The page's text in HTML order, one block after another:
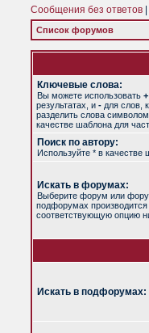
Сообщения без ответов
Список форумов
Ключевые слова:
Вы можете использовать +
результатах, и - для слов,
разделить слова символом
качестве шаблона для
Поиск по автору:
Используйте * в качестве
Искать в форумах:
Выберите форум или
подфорумах
соответствующую опцию
Искать в подфорумах: